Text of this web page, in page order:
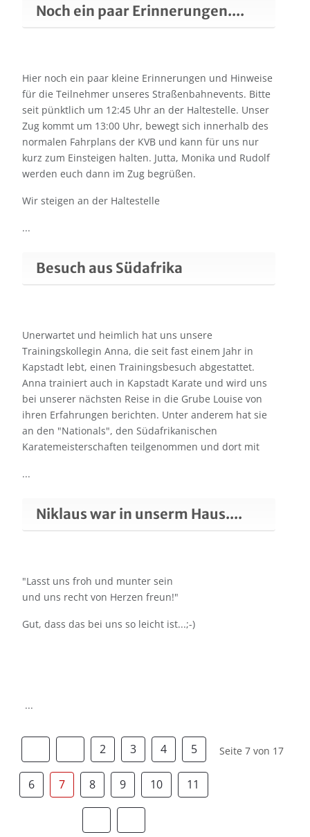
Noch ein paar Erinnerungen....
Hier noch ein paar kleine Erinnerungen und Hinweise
für die Teilnehmer unseres Straßenbahnevents. Bitte
seit pünktlich um 12:45 Uhr an der Haltestelle. Unser
Zug kommt um 13:00 Uhr, bewegt sich innerhalb des
normalen Fahrplans der KVB und kann für uns nur
kurz zum Einsteigen halten. Jutta, Monika und Rudolf
werden euch dann im Zug begrüßen.
Wir steigen an der Haltestelle
...
Besuch aus Südafrika
Unerwartet und heimlich hat uns unsere
Trainingskollegin Anna, die seit fast einem Jahr in
Kapstadt lebt, einen Trainingsbesuch abgestattet.
Anna trainiert auch in Kapstadt Karate und wird uns
bei unserer nächsten Reise in die Grube Louise von
ihren Erfahrungen berichten. Unter anderem hat sie
an den "Nationals", den Südafrikanischen
Karatemeisterschaften teilgenommen und dort mit
...
Niklaus war in unserm Haus....
"Lasst uns froh und munter sein
und uns recht von Herzen freun!"
Gut, dass das bei uns so leicht ist...;-)
...
Seite 7 von 17
2 3 4 5
6 7 8 9 10 11